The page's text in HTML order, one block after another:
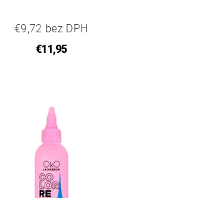
€9,72 bez DPH
€11,95